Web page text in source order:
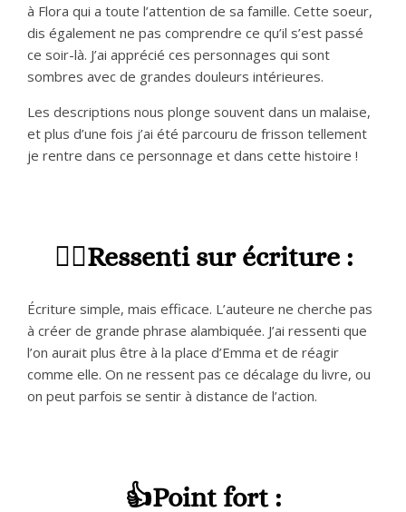
à Flora qui a toute l’attention de sa famille. Cette soeur,
dis également ne pas comprendre ce qu’il s’est passé
ce soir-là. J’ai apprécié ces personnages qui sont
sombres avec de grandes douleurs intérieures.
Les descriptions nous plonge souvent dans un malaise,
et plus d’une fois j’ai été parcouru de frisson tellement
je rentre dans ce personnage et dans cette histoire !
✍🏻Ressenti sur écriture :
Écriture simple, mais efficace. L’auteure ne cherche pas
à créer de grande phrase alambiquée. J’ai ressenti que
l’on aurait plus être à la place d’Emma et de réagir
comme elle. On ne ressent pas ce décalage du livre, ou
on peut parfois se sentir à distance de l’action.
👍Point fort :